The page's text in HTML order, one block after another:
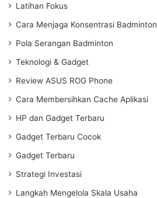
Latihan Fokus
Cara Menjaga Konsentrasi Badminton
Pola Serangan Badminton
Teknologi & Gadget
Review ASUS ROG Phone
Cara Membersihkan Cache Aplikasi
HP dan Gadget Terbaru
Gadget Terbaru Cocok
Gadget Terbaru
Strategi Investasi
Langkah Mengelola Skala Usaha